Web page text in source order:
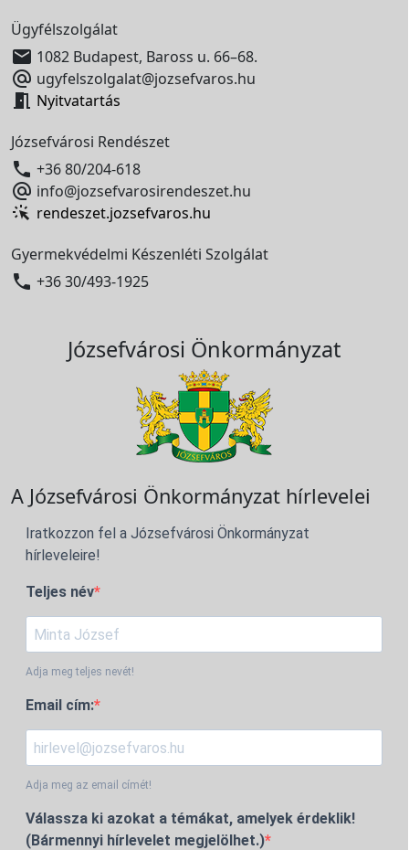
Ügyfélszolgálat
 1082 Budapest, Baross u. 66–68.
 ugyfelszolgalat@jozsefvaros.hu
 Nyitvatartás
Józsefvárosi Rendészet
 +36 80/204-618
 info@jozsefvarosirendeszet.hu
rendeszet.jozsefvaros.hu
Gyermekvédelmi Készenléti Szolgálat
 +36 30/493-1925
Józsefvárosi Önkormányzat
A Józsefvárosi Önkormányzat hírlevelei
Iratkozzon fel a Józsefvárosi Önkormányzat
hírleveleire!
Teljes név
Adja meg teljes nevét!
Email cím:
Adja meg az email címét!
Válassza ki azokat a témákat, amelyek érdeklik!
(Bármennyi hírlevelet megjelölhet.)